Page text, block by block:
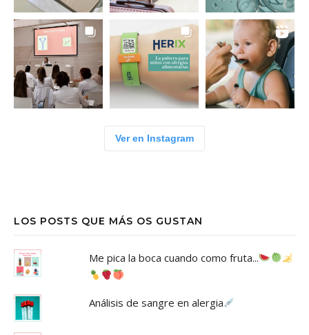
Ver en Instagram
LOS POSTS QUE MÁS OS GUSTAN
Me pica la boca cuando como fruta...
Análisis de sangre en alergia